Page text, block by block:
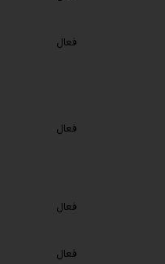
فعال
فعال
فعال
فعال